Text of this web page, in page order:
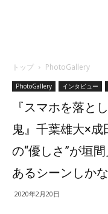
トップ PhotoGallery
PhotoGallery インタビュー
『スマホを落と
鬼』千葉雄大×
の“優しさ”が垣
あるシーンしか
2020年2月20日